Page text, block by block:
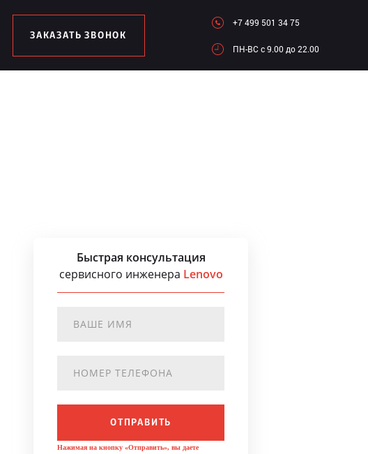
ЗАКАЗАТЬ ЗВОНОК
+7 499 501 34 75
ПН-ВC c 9.00 до 22.00
Быстрая консультация
сервисного инженера Lenovo
ОТПРАВИТЬ
Нажимая на кнопку «Отправить», вы даете